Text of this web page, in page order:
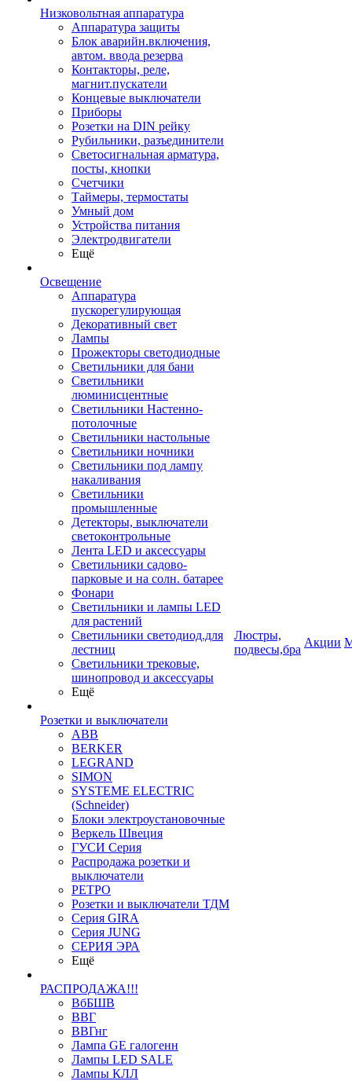
Низковольтная аппаратура
Аппаратура защиты
Блок аварийн.включения,
автом. ввода резерва
Контакторы, реле,
магнит.пускатели
Концевые выключатели
Приборы
Розетки на DIN рейку
Рубильники, разъединители
Светосигнальная арматура,
посты, кнопки
Счетчики
Таймеры, термостаты
Умный дом
Устройства питания
Электродвигатели
Ещё
Освещение
Аппаратура
пускорегулирующая
Декоративный свет
Лампы
Прожекторы светодиодные
Светильники для бани
Светильники
люминисцентные
Светильники Настенно-
потолочные
Светильники настольные
Светильники ночники
Светильники под лампу
накаливания
Светильники
промышленные
Детекторы, выключатели
светоконтрольные
Лента LED и аксессуары
Светильники садово-
парковые и на солн. батарее
Фонари
Светильники и лампы LED
для растений
Светильники светодиод.для
лестниц
Светильники трековые,
шинопровод и аксессуары
Ещё
Розетки и выключатели
ABB
BERKER
LEGRAND
SIMON
SYSTEME ELECTRIC
(Schneider)
Блоки электроустановочные
Веркель Швеция
ГУСИ Серия
Распродажа розетки и
выключатели
РЕТРО
Розетки и выключатели ТДМ
Серия GIRA
Серия JUNG
СЕРИЯ ЭРА
Ещё
РАСПРОДАЖА!!!
ВбБШВ
ВВГ
ВВГнг
Лампа GE галогенн
Лампы LED SALE
Лампы КЛЛ
Люстры,
подвесы,бра
Акции